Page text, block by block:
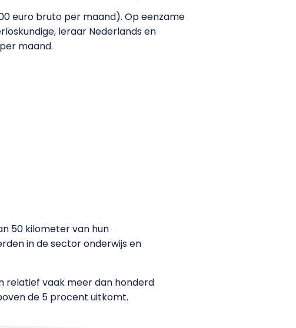
euro bruto per maand). Op eenzame
leraar Nederlands en
maand.
50 kilometer van hun
in de sector onderwijs en
relatief vaak meer dan honderd
de 5 procent uitkomt.